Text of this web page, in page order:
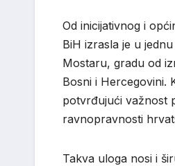
Od inicijativnog i
BiH izrasla je u
Mostaru, gradu od
Bosni i Hercegovini.
potvrđujući važnost
ravnopravnosti
Takva uloga nosi i